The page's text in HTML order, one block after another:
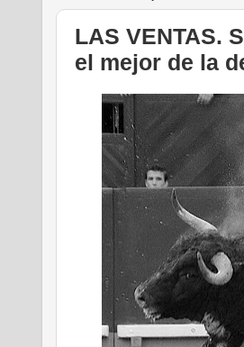
LAS VENTAS.
el mejor de la